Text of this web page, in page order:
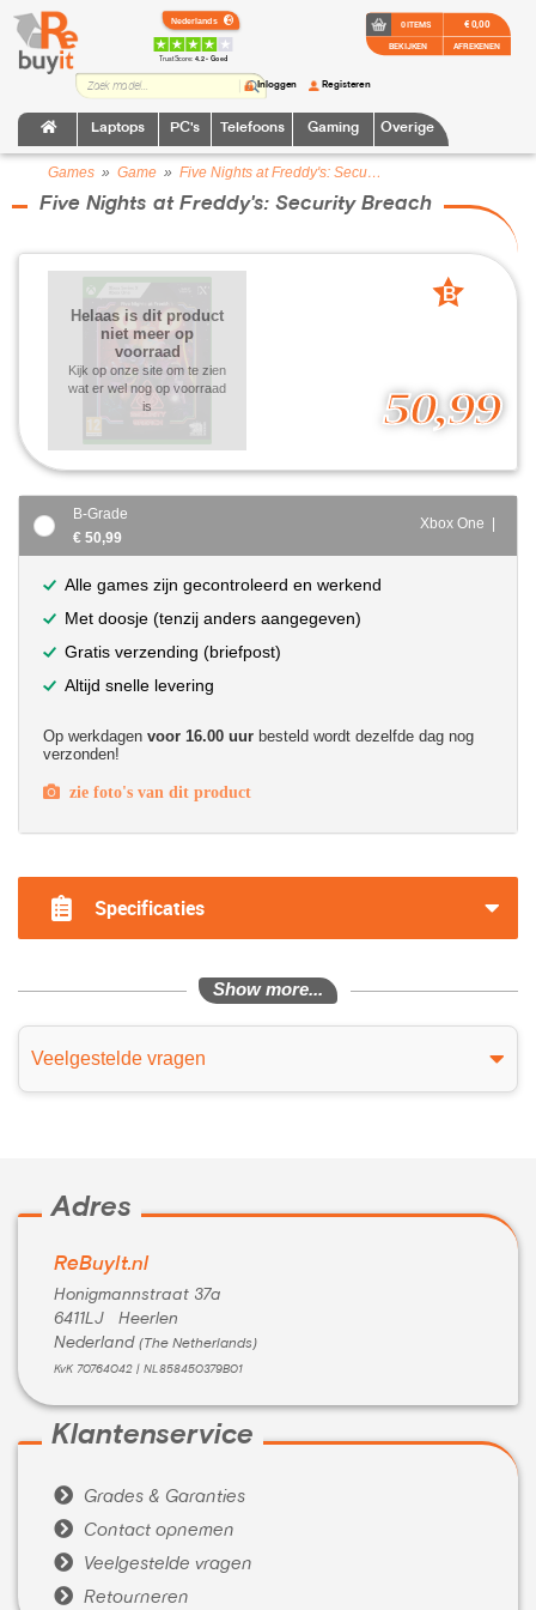
TrustScore:4.2 • Goed
Laptops PC's Telefoons Gaming Overige
Inloggen Registeren
0 ITEMS
BEKIJKEN
€ 0,00
AFREKENEN
Games » Game » Five Nights at Freddy's: Security Breach
Five Nights at Freddy's: Security Breach
50,99
Helaas is dit product
niet meer op
voorraad
Kijk op onze site om te zien
wat er wel nog op voorraad
is
B
B-Grade
€ 50,99
Xbox One |
Alle games zijn gecontroleerd en werkend
Met doosje (tenzij anders aangegeven)
Gratis verzending (briefpost)
Altijd snelle levering
Op werkdagen voor 16.00 uur besteld wordt dezelfde dag nog
verzonden!
zie foto's van dit product
Specificaties
Show more...
Veelgestelde vragen
Adres
ReBuyIt.nl
Honigmannstraat 37a
6411LJ Heerlen
Nederland (The Netherlands)
KvK 70764042 | NL858450379B01
Klantenservice
 Grades & Garanties
 Contact opnemen
 Veelgestelde vragen
 Retourneren